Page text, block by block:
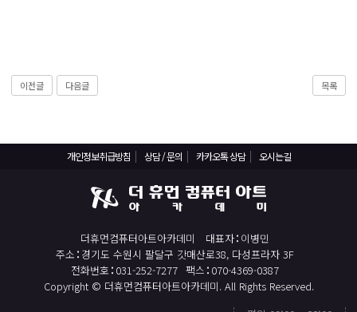
이전글 다음글 목록
개인정보취급방침 상담 / 문의 카카오톡 상담 오시는길
더휴먼컴퓨터아트아카데미 대표자 이병민
주소 경기도 수원시 팔달구 갓매산로38, 다성프라자 3F
전화번호 031-252-7277 팩스 070-4369-0387
Copyright © 더휴먼컴퓨터아트아카데미. All Rights Reserved.
전산세무회계 자격취득과정[전산회계1급/전산세무2급/FAT1급/TAT2급]
직업상담사 2급 (필기+실기) 자격증 취득과정
일러스트 자격증 취득과정(GTQi 1급)
전산회계 1급 / FAT 1급 자격증 취득과정
전산세무 2급 / TAT 2급 자격증 취득과정